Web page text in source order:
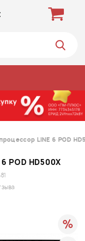
LINE 6 POD
POD HD500X